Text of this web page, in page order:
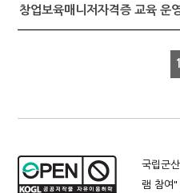
창업보육매니저자격증 교육 운
1
국립군
램 참여 "